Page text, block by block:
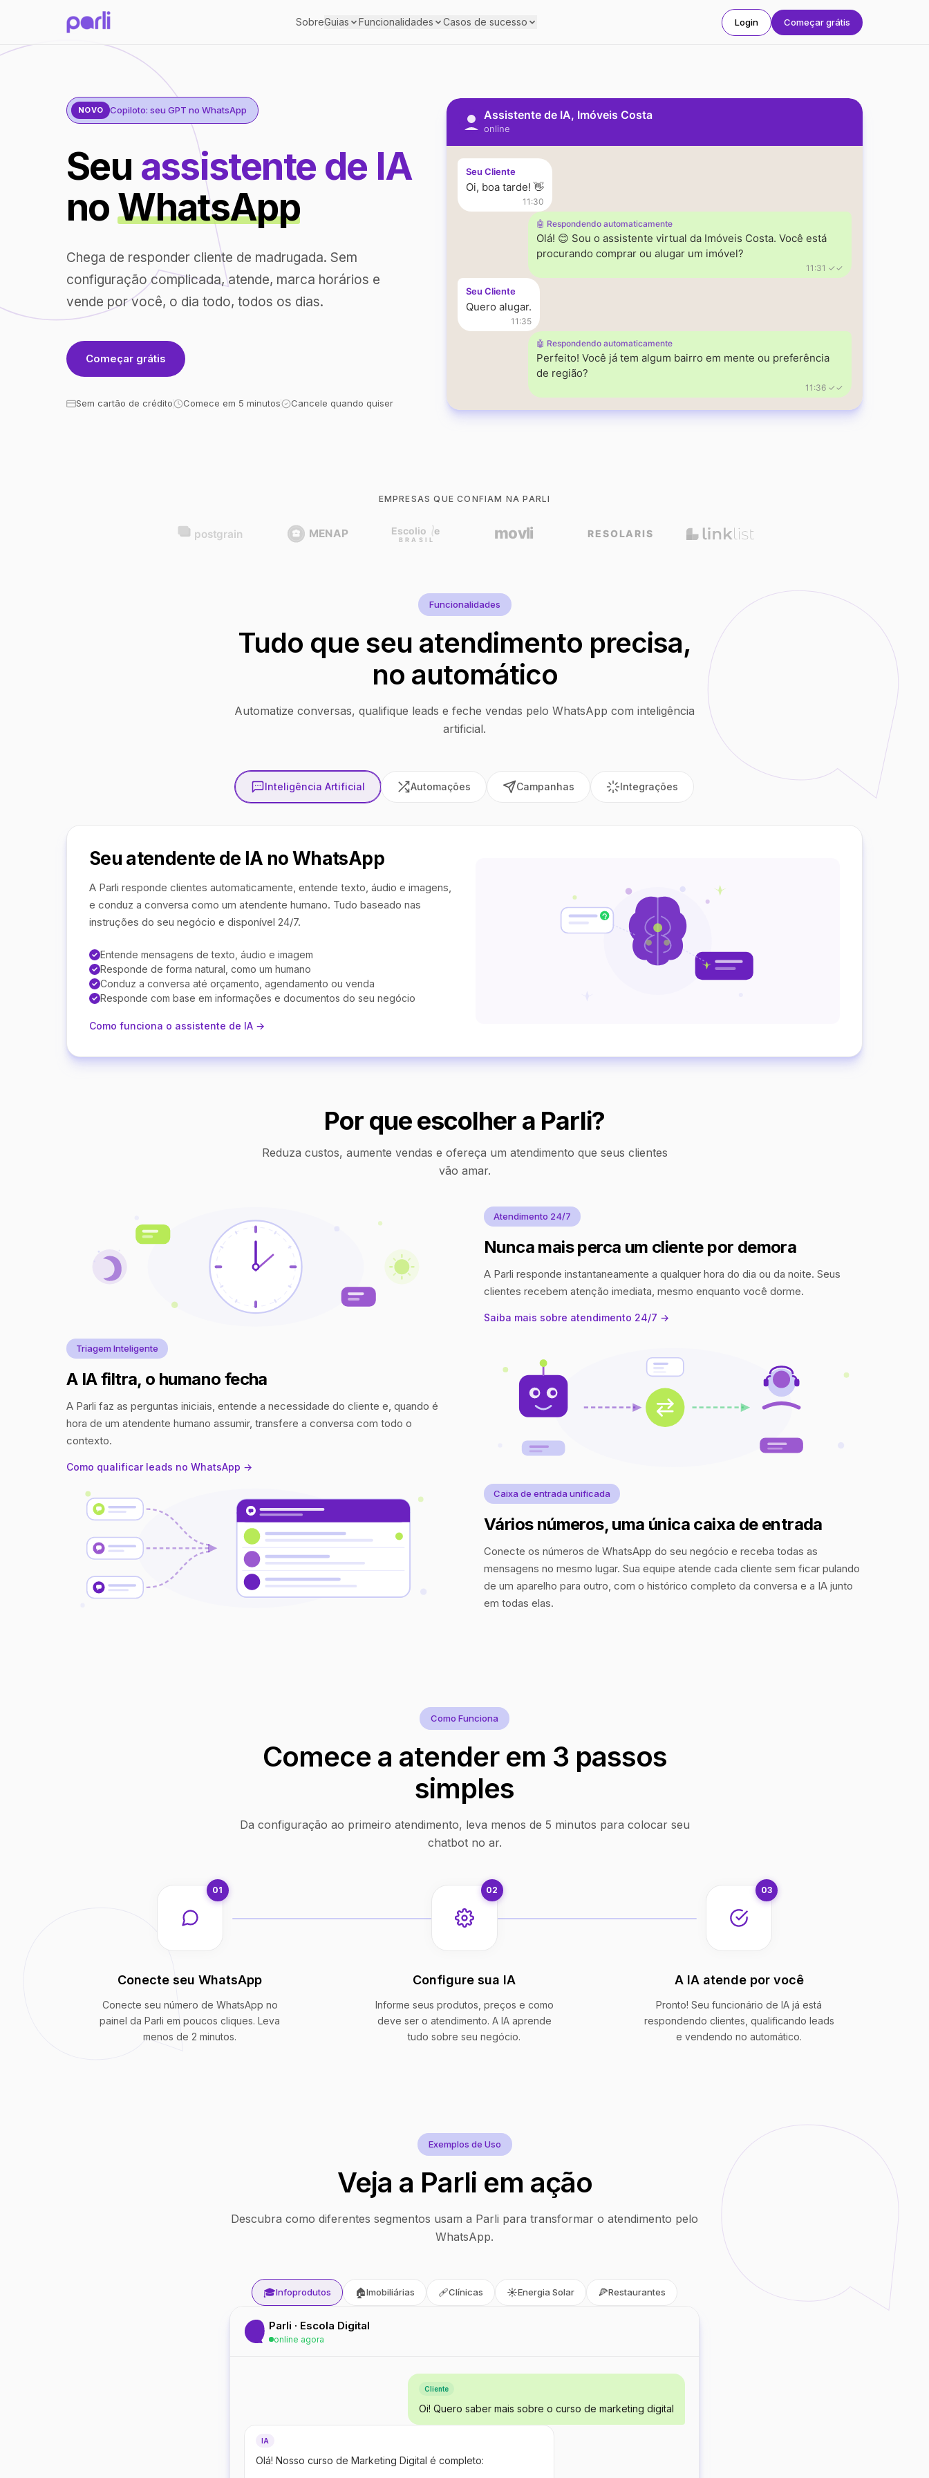
SobreGuias Funcionalidades Casos de sucesso Login Começar grátis
NOVO Copiloto: seu GPT no WhatsApp
Seu assistente de IA
noWhatsApp
Chega de responder cliente de madrugada. Sem
configuração complicada, atende, marca horários e
vende por você, o dia todo, todos os dias.
Começar grátis
Sem cartão de crédito Comece em 5 minutos Cancele quando quiser
Assistente de IA, Imóveis Costa
online
Seu Cliente
Oi, boa tarde! 👋
11:30
🤖 Respondendo automaticamente
Olá! 😊 Sou o assistente virtual da Imóveis Costa. Você está
procurando comprar ou alugar um imóvel?
11:31 ✓✓
Seu Cliente
Quero alugar.
11:35
🤖 Respondendo automaticamente
Perfeito! Você já tem algum bairro em mente ou preferência
de região?
11:36 ✓✓
EMPRESAS QUE CONFIAM NA PARLI
Funcionalidades
Tudo que seu atendimento precisa,
no automático
Automatize conversas, qualifique leads e feche vendas pelo WhatsApp com inteligência
artificial.
Inteligência Artificial Automações Campanhas Integrações
Seu atendente de IA no WhatsApp
A Parli responde clientes automaticamente, entende texto, áudio e imagens,
e conduz a conversa como um atendente humano. Tudo baseado nas
instruções do seu negócio e disponível 24/7.
Entende mensagens de texto, áudio e imagem
Responde de forma natural, como um humano
Conduz a conversa até orçamento, agendamento ou venda
Responde com base em informações e documentos do seu negócio
Como funciona o assistente de IA →
Por que escolher a Parli?
Reduza custos, aumente vendas e ofereça um atendimento que seus clientes
vão amar.
Atendimento 24/7
Nunca mais perca um cliente por demora
A Parli responde instantaneamente a qualquer hora do dia ou da noite. Seus
clientes recebem atenção imediata, mesmo enquanto você dorme.
Saiba mais sobre atendimento 24/7 →
Triagem Inteligente
A IA filtra, o humano fecha
A Parli faz as perguntas iniciais, entende a necessidade do cliente e, quando é
hora de um atendente humano assumir, transfere a conversa com todo o
contexto.
Como qualificar leads no WhatsApp →
Caixa de entrada unificada
Vários números, uma única caixa de entrada
Conecte os números de WhatsApp do seu negócio e receba todas as
mensagens no mesmo lugar. Sua equipe atende cada cliente sem ficar pulando
de um aparelho para outro, com o histórico completo da conversa e a IA junto
em todas elas.
Como Funciona
Comece a atender em 3 passos
simples
Da configuração ao primeiro atendimento, leva menos de 5 minutos para colocar seu
chatbot no ar.
01
Conecte seu WhatsApp
Conecte seu número de WhatsApp no
painel da Parli em poucos cliques. Leva
menos de 2 minutos.
02
Configure sua IA
Informe seus produtos, preços e como
deve ser o atendimento. A IA aprende
tudo sobre seu negócio.
03
A IA atende por você
Pronto! Seu funcionário de IA já está
respondendo clientes, qualificando leads
e vendendo no automático.
Exemplos de Uso
Veja a Parli em ação
Descubra como diferentes segmentos usam a Parli para transformar o atendimento pelo
WhatsApp.
🎓Infoprodutos 🏠Imobiliárias 🩹Clínicas ☀️Energia Solar 🍕Restaurantes
Parli · Escola Digital
online agora
Cliente
Oi! Quero saber mais sobre o curso de marketing digital
IA
Olá! Nosso curso de Marketing Digital é completo: